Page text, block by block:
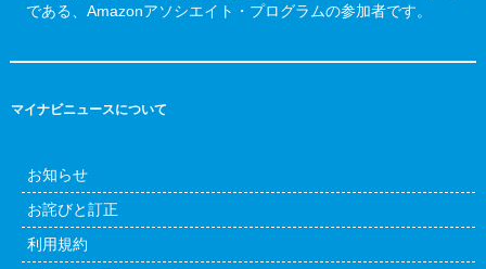
である、Amazonアソシエイト・プログラムの参加者です。
マイナビニュースについて
お知らせ
お詫びと訂正
利用規約